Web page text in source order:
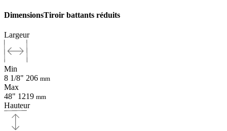
DimensionsTiroir battants réduits
Largeur
Min
8 1/8" 206 mm
Max
48" 1219 mm
Hauteur